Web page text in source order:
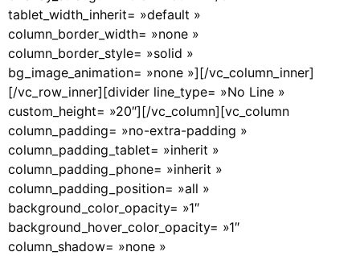
tablet_width_inherit= »default »
column_border_width= »none »
column_border_style= »solid »
bg_image_animation= »none »][/vc_column_inner]
[/vc_row_inner][divider line_type= »No Line »
custom_height= »20″][/vc_column][vc_column
column_padding= »no-extra-padding »
column_padding_tablet= »inherit »
column_padding_phone= »inherit »
column_padding_position= »all »
background_color_opacity= »1″
background_hover_color_opacity= »1″
column_shadow= »none »